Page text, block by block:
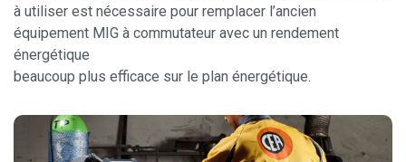
à utiliser est nécessaire pour remplacer l’ancien
équipement MIG à commutateur avec un rendement
énergétique
beaucoup plus efficace sur le plan énergétique.